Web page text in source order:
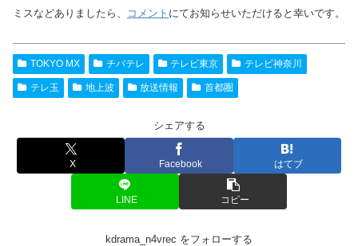
ミスなどありましたら、 コメント にてお知らせいただけると幸いです。
TOKYO MX チバテレ テレビ東京 テレビ神奈川
テレ玉 地上波 放送情報 首都圏
シェアする
X Facebook はてブ
LINE コピー
kdrama_n4vrec をフォローする